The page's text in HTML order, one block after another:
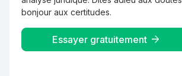
bonjour aux certitudes.
Essayer gratuitement